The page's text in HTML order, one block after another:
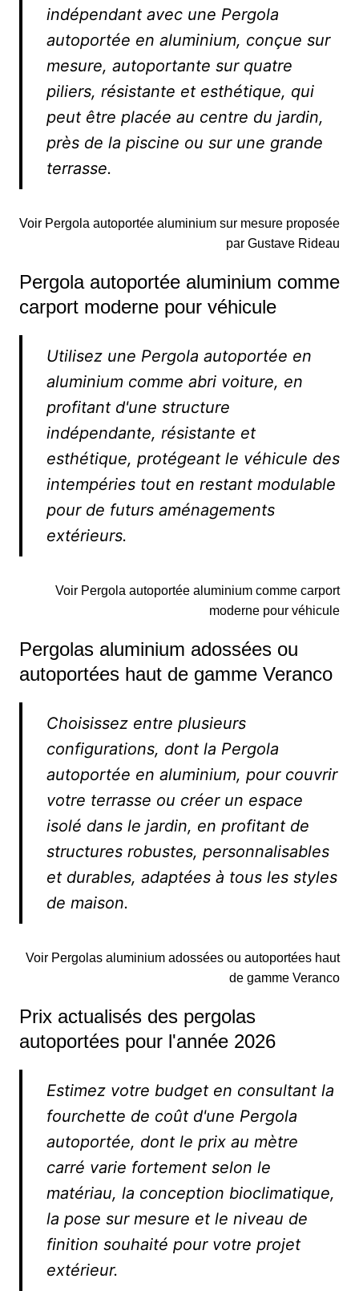
indépendant avec une Pergola
autoportée en aluminium, conçue sur
mesure, autoportante sur quatre
piliers, résistante et esthétique, qui
peut être placée au centre du jardin,
près de la piscine ou sur une grande
terrasse.
Voir Pergola autoportée aluminium sur mesure proposée
par Gustave Rideau
Pergola autoportée aluminium comme
carport moderne pour véhicule
Utilisez une Pergola autoportée en
aluminium comme abri voiture, en
profitant d'une structure
indépendante, résistante et
esthétique, protégeant le véhicule des
intempéries tout en restant modulable
pour de futurs aménagements
extérieurs.
Voir Pergola autoportée aluminium comme carport
moderne pour véhicule
Pergolas aluminium adossées ou
autoportées haut de gamme Veranco
Choisissez entre plusieurs
configurations, dont la Pergola
autoportée en aluminium, pour couvrir
votre terrasse ou créer un espace
isolé dans le jardin, en profitant de
structures robustes, personnalisables
et durables, adaptées à tous les styles
de maison.
Voir Pergolas aluminium adossées ou autoportées haut
de gamme Veranco
Prix actualisés des pergolas
autoportées pour l'année 2026
Estimez votre budget en consultant la
fourchette de coût d'une Pergola
autoportée, dont le prix au mètre
carré varie fortement selon le
matériau, la conception bioclimatique,
la pose sur mesure et le niveau de
finition souhaité pour votre projet
extérieur.